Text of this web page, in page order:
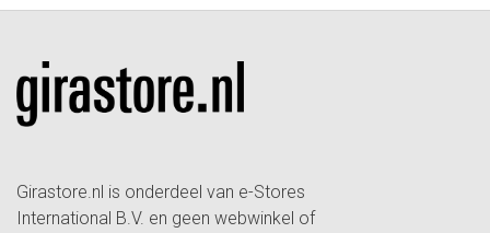
Girastore.nl is onderdeel van e-Stores
International B.V. en geen webwinkel of